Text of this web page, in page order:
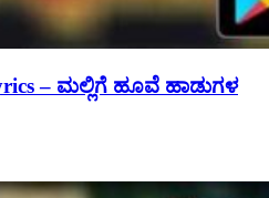
– ಮಲ್ಲಿಗೆ ಹೂವೆ ಹಾಡುಗಳ